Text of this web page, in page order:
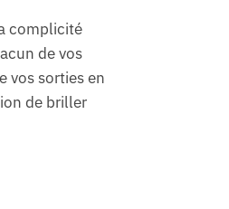
complicité
de vos
vos sorties en
de briller